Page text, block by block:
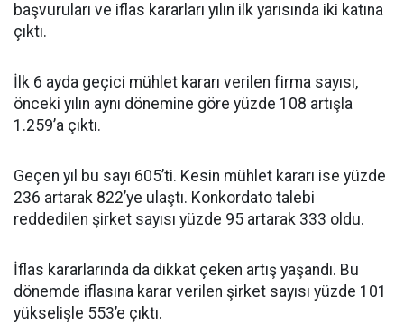
başvuruları ve iflas kararları yılın ilk yarısında iki katına
çıktı.
İlk 6 ayda geçici mühlet kararı verilen firma sayısı,
önceki yılın aynı dönemine göre yüzde 108 artışla
1.259’a çıktı.
Geçen yıl bu sayı 605’ti. Kesin mühlet kararı ise yüzde
236 artarak 822’ye ulaştı. Konkordato talebi
reddedilen şirket sayısı yüzde 95 artarak 333 oldu.
İflas kararlarında da dikkat çeken artış yaşandı. Bu
dönemde iflasına karar verilen şirket sayısı yüzde 101
yükselişle 553’e çıktı.